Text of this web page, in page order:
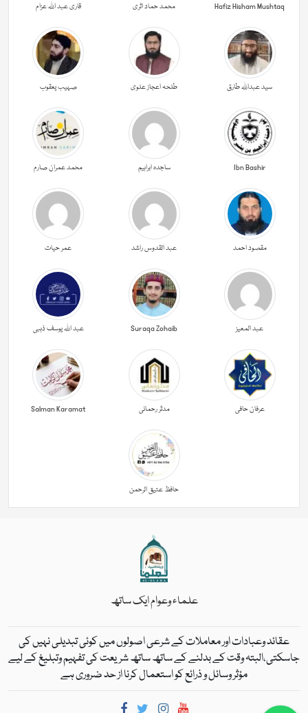
Hafiz Hisham Mushtaq محمد حماد اثری قاری عبد اللہ عزام
سید عبداللہ طارق طلحہ اعجاز علوی صہیب یعقوب
Ibn Bashir ساجدہ ابراہیم محمد عمران صارم
مقصود احمد عبد القدوس راشد عمر حیات
عبد المعیز Suraqa Zohaib عبد اللہ یوسف ذہبی
عرفان حافی مدثر رحمانی Salman Karamat
حافظ عتیق الرحمن
علماء وعوام ایک ساتھ
عقائد وعبادات اور معاملات کے شرعی اصولوں میں کوئی تبدیلی نہیں کی
جاسکتی،البتہ وقت کے بدلنے کے ساتھ ساتھ شریعت کی تفہیم وتبلیغ کے لیے
مؤثر وسائل و ذرائع کو استعمال کرنا از حد ضروری ہے